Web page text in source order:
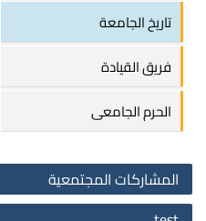
تاريخ الجامعة
فريق القيادة
الحرم الجامعى
المشاركات المجتمعية